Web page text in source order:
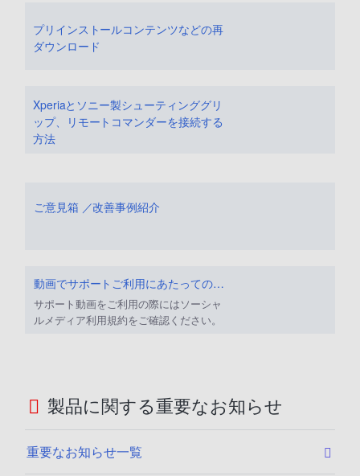
プリインストールコンテンツなどの再
ダウンロード
Xperiaとソニー製シューティンググリ
ップ、リモートコマンダーを接続する
方法
ご意見箱 ／改善事例紹介
動画でサポートご利用にあたってのお願い
サポート動画をご利用の際にはソーシャ
ルメディア利用規約をご確認ください。
製品に関する重要なお知らせ
重要なお知らせ一覧